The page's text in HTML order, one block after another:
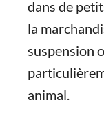
dans de
la
suspension
animal.